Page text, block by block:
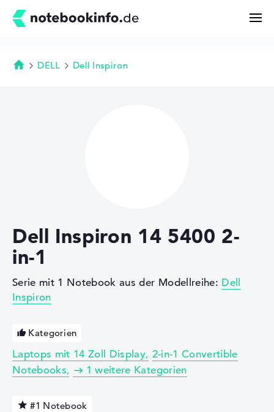
Deals
Startseite
DELL Dell Inspiron
Dell Inspiron 14 5400 2-
in-1
Serie mit 1 Notebook aus der Modellreihe: Dell
Inspiron
Kategorien
Laptops mit 14 Zoll Display 2-in-1 Convertible
Notebooks
1 weitere Kategorien
#1 Notebook